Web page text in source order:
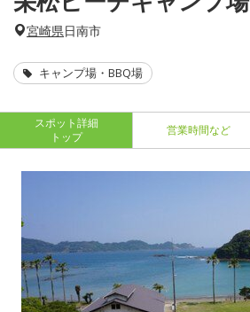
宮崎県日南市
キャンプ場・BBQ場
スポット詳細
トップ
営業時間など